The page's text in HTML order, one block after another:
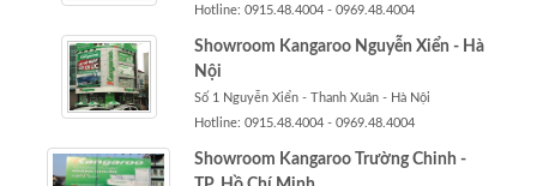
Hotline: 0915.48.4004 - 0969.48.4004
Showroom Kangaroo Nguyễn Xiển - Hà
Nội
Số 1 Nguyễn Xiển - Thanh Xuân - Hà Nội
Hotline: 0915.48.4004 - 0969.48.4004
Showroom Kangaroo Trường Chinh -